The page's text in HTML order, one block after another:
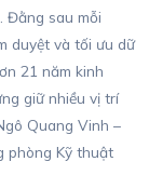
Đằng sau mỗi
duyệt và tối ưu dữ
21 năm kinh
giữ nhiều vị trí
Quang Vinh –
phòng Kỹ thuật